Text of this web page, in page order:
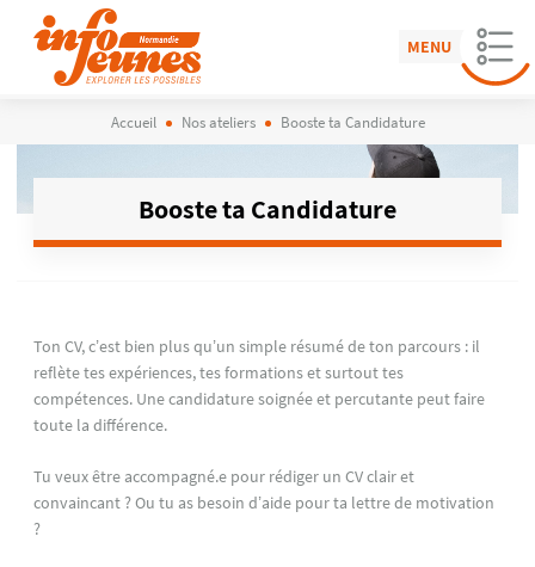
MENU
Accueil Nos ateliers Booste ta Candidature
Booste ta Candidature
Ton CV, c’est bien plus qu’un simple résumé de ton parcours : il
reflète tes expériences, tes formations et surtout tes
compétences. Une candidature soignée et percutante peut faire
toute la différence.
Tu veux être accompagné.e pour rédiger un CV clair et
convaincant ? Ou tu as besoin d’aide pour ta lettre de motivation
?